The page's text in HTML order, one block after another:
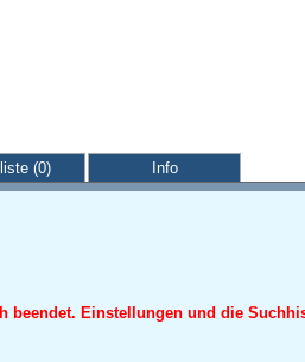
(0) Info
Einstellungen und die